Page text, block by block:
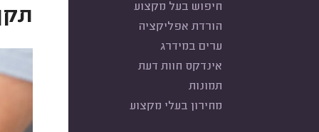
חיפוש בעל מקצוע
הורדת אפליקציה
ערים במידרג
אינדקס חוות דעת
תמונות
מחירון בעלי מקצוע